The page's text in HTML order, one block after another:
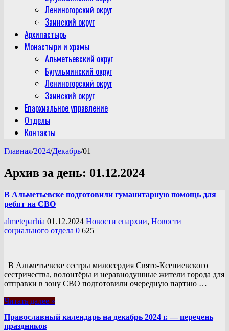
Лениногорский округ
Заинский округ
Архипастырь
Монастыри и храмы
Альметьевский округ
Бугульминский округ
Лениногорский округ
Заинский округ
Епархиальное управление
Отделы
Контакты
Главная/2024/Декабрь/01
Архив за день: 01.12.2024
В Альметьевске подготовили гуманитарную помощь для
ребят на СВО
almeteparhia 01.12.2024 Новости епархии, Новости
социального отдела 0 625
В Альметьевске сестры милосердия Свято-Ксениевского
сестричества, волонтёры и неравнодушные жители города для
отправки в зону СВО подготовили очередную партию …
Читать далее »
Православный календарь на декабрь 2024 г. — перечень
праздников